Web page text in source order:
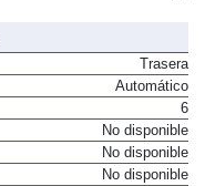
Trasera
Automático
6
No disponible
No disponible
No disponible